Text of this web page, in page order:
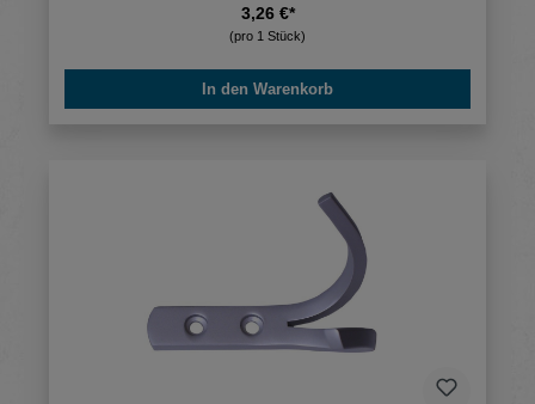
3,26 €*
(pro 1 Stück)
In den Warenkorb